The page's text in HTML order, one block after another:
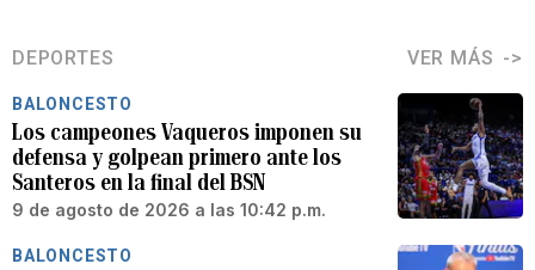
DEPORTES VER MÁS
BALONCESTO
Los campeones Vaqueros imponen su
defensa y golpean primero ante los
Santeros en la final del BSN
9 de agosto de 2026 a las 10:42 p.m.
BALONCESTO